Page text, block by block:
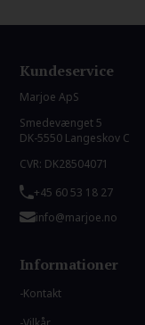
Kundeservice
Marjoe ApS
Smedevænget 5
DK-5550 Langeskov C
CVR: DK28504071
+45 60 53 18 27
info@marjoe.no
Informationer
Kontakt